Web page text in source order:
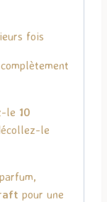
fois
le 10
le
pour une